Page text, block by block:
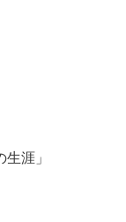
涯」